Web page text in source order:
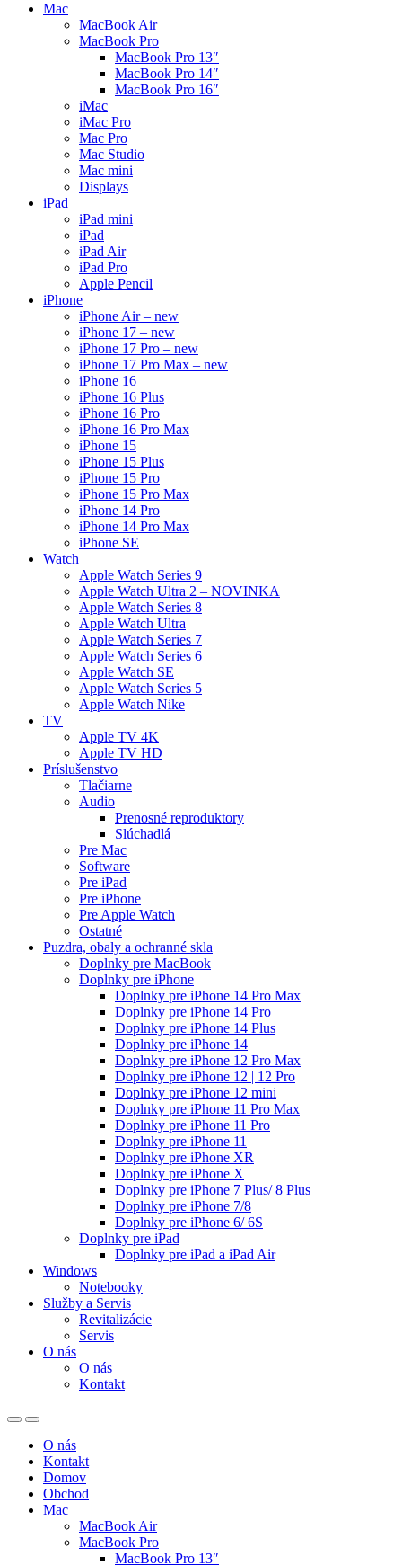
Mac
MacBook Air
MacBook Pro
MacBook Pro 13″
MacBook Pro 14″
MacBook Pro 16″
iMac
iMac Pro
Mac Pro
Mac Studio
Mac mini
Displays
iPad
iPad mini
iPad
iPad Air
iPad Pro
Apple Pencil
iPhone
iPhone Air – new
iPhone 17 – new
iPhone 17 Pro – new
iPhone 17 Pro Max – new
iPhone 16
iPhone 16 Plus
iPhone 16 Pro
iPhone 16 Pro Max
iPhone 15
iPhone 15 Plus
iPhone 15 Pro
iPhone 15 Pro Max
iPhone 14 Pro
iPhone 14 Pro Max
iPhone SE
Watch
Apple Watch Series 9
Apple Watch Ultra 2 – NOVINKA
Apple Watch Series 8
Apple Watch Ultra
Apple Watch Series 7
Apple Watch Series 6
Apple Watch SE
Apple Watch Series 5
Apple Watch Nike
TV
Apple TV 4K
Apple TV HD
Príslušenstvo
Tlačiarne
Audio
Prenosné reproduktory
Slúchadlá
Pre Mac
Software
Pre iPad
Pre iPhone
Pre Apple Watch
Ostatné
Puzdra, obaly a ochranné skla
Doplnky pre MacBook
Doplnky pre iPhone
Doplnky pre iPhone 14 Pro Max
Doplnky pre iPhone 14 Pro
Doplnky pre iPhone 14 Plus
Doplnky pre iPhone 14
Doplnky pre iPhone 12 Pro Max
Doplnky pre iPhone 12 | 12 Pro
Doplnky pre iPhone 12 mini
Doplnky pre iPhone 11 Pro Max
Doplnky pre iPhone 11 Pro
Doplnky pre iPhone 11
Doplnky pre iPhone XR
Doplnky pre iPhone X
Doplnky pre iPhone 7 Plus/ 8 Plus
Doplnky pre iPhone 7/8
Doplnky pre iPhone 6/ 6S
Doplnky pre iPad
Doplnky pre iPad a iPad Air
Windows
Notebooky
Služby a Servis
Revitalizácie
Servis
O nás
O nás
Kontakt
O nás
Kontakt
Domov
Obchod
Mac
MacBook Air
MacBook Pro
MacBook Pro 13″